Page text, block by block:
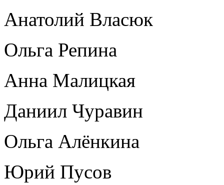
Анатолий Власюк
Ольга Репина
Анна Малицкая
Даниил Чуравин
Ольга Алёнкина
Юрий Пусов